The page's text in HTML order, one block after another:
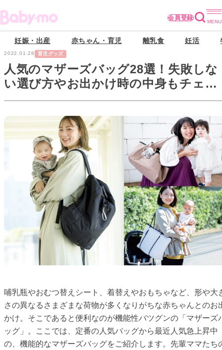
会員登録
妊娠・出産 赤ちゃん・育児 離乳食 妊活
2022.01.28 育児グッズ
人気のマザーズバッグ28選！失敗しな
い選び方やお出かけ時の中身もチェッ
ク！
哺乳瓶やおむつ替えシート、着替えやおもちゃなど、形や大
さの異なるさまざまな荷物が多くなりがちな赤ちゃんとのお
かけ。そこであると便利なのが機能性バツグンの「マザーズ
ッグ」。ここでは、定番の人気バッグから最近人気急上昇中
の、機能的なマザーズバッグをご紹介します。先輩ママたち